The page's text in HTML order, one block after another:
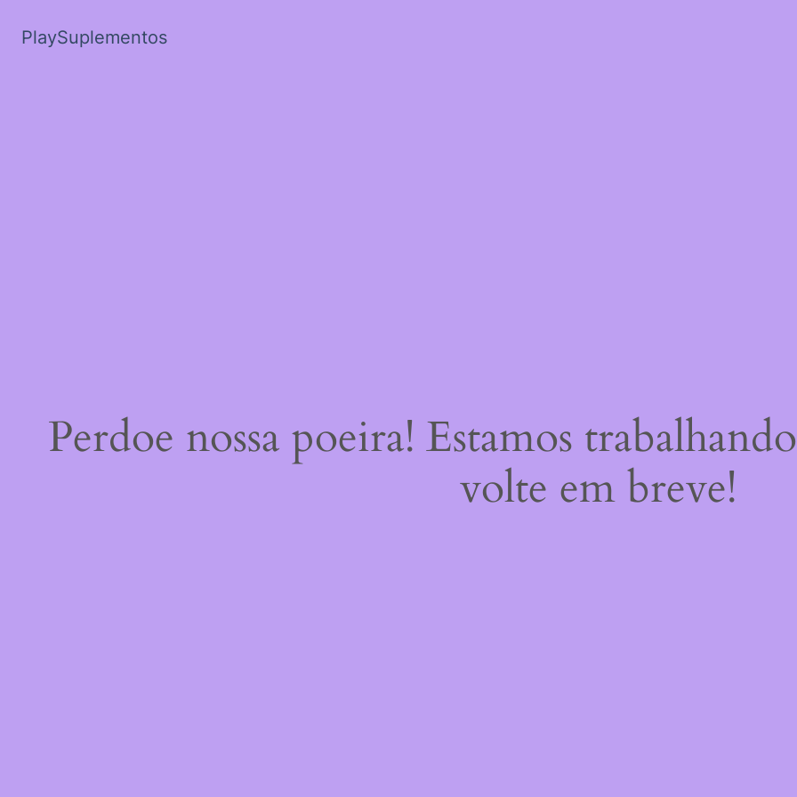
PlaySuplementos
Perdoe nossa poeira! Estamos
volte em breve!